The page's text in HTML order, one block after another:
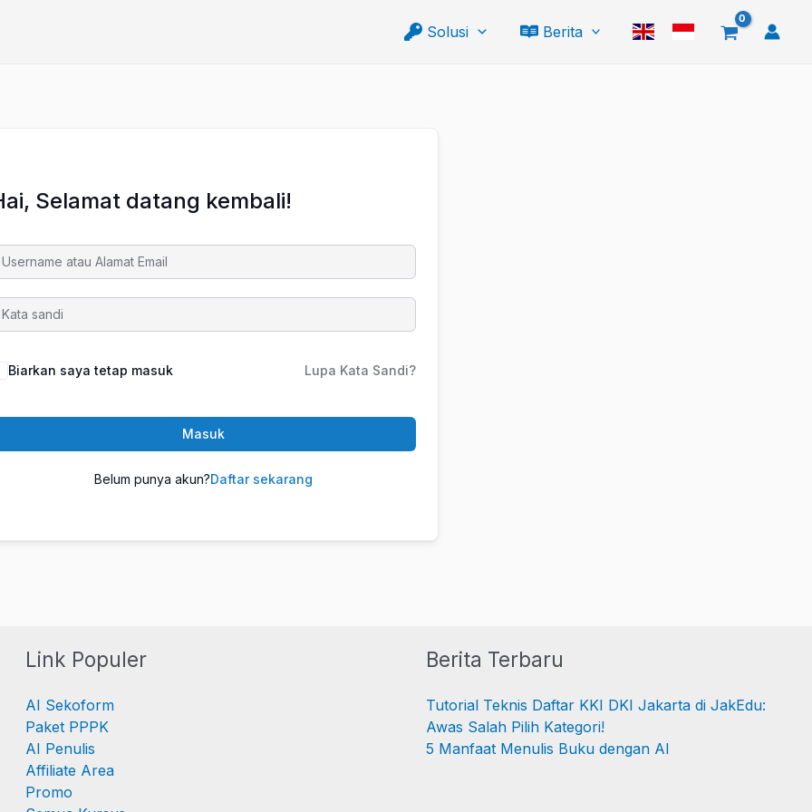
Solusi
Berita
Selamat datang kembali!
Biarkan saya tetap masuk Lupa Kata Sandi?
Masuk
Belum punya akun?Daftar sekarang
Link Populer
AI Sekoform
Paket PPPK
AI Penulis
Affiliate Area
Promo
Berita Terbaru
Tutorial Teknis Daftar KKI DKI Jakarta di JakEdu:
Awas Salah Pilih Kategori!
5 Manfaat Menulis Buku dengan AI